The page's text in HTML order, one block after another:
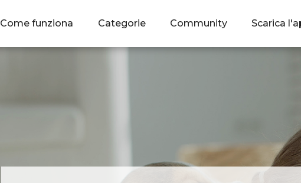
Come funziona Categorie Community Scarica